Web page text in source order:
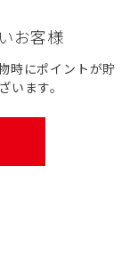
お客様
時にポイントが貯
います。